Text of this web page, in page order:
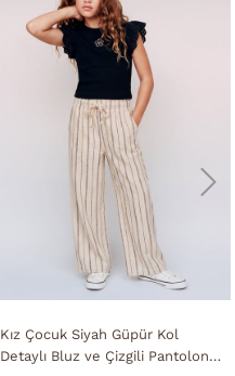
Kız Çocuk Siyah Güpür Kol
Detaylı Bluz ve Çizgili Pantolon